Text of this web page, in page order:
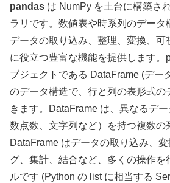
pandas は NumPy を土台に構築さ
ラリです。数値表や時系列のデータ
データの取り込み、整理、変換、可
に役立つ豊富な機能を提供します。
ブジェクトである DataFrame (デー
のデータ構造で、行と列の表形式の
きます。DataFrame は、異なるデ
数点数、文字列など）を持つ複数の
DataFrame はデータの取り込み、
グ、集計、結合など、多くの操作を
ルです (Python の list に相当する